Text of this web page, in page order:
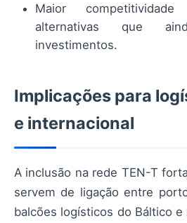
Maior
alternativas que
investimentos.
Implicações para
e internacional
A inclusão na rede TEN-T
servem de ligação entre
balcões logísticos do Báltico e